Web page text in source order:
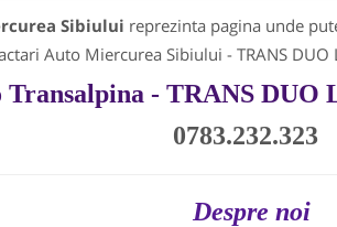
Sibiului reprezinta pagina unde
Auto Miercurea Sibiului - TRANS DUO
- TRANS
0783.232.323
Despre noi